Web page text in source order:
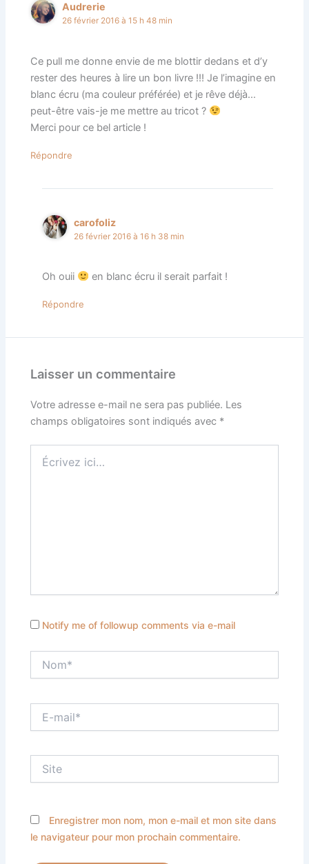
Audrerie
26 février 2016 à 15 h 48 min
Ce pull me donne envie de me blottir dedans et d’y
rester des heures à lire un bon livre !!! Je l’imagine en
blanc écru (ma couleur préférée) et je rêve déjà…
peut-être vais-je me mettre au tricot ?
Merci pour ce bel article !
Répondre
carofoliz
26 février 2016 à 16 h 38 min
Oh ouii en blanc écru il serait parfait !
Répondre
Laisser un commentaire
Votre adresse e-mail ne sera pas publiée. Les
champs obligatoires sont indiqués avec *
ici…
Notify me of followup comments via e-mail
mail*
Enregistrer mon nom, mon e-mail et mon site dans
le navigateur pour mon prochain commentaire.